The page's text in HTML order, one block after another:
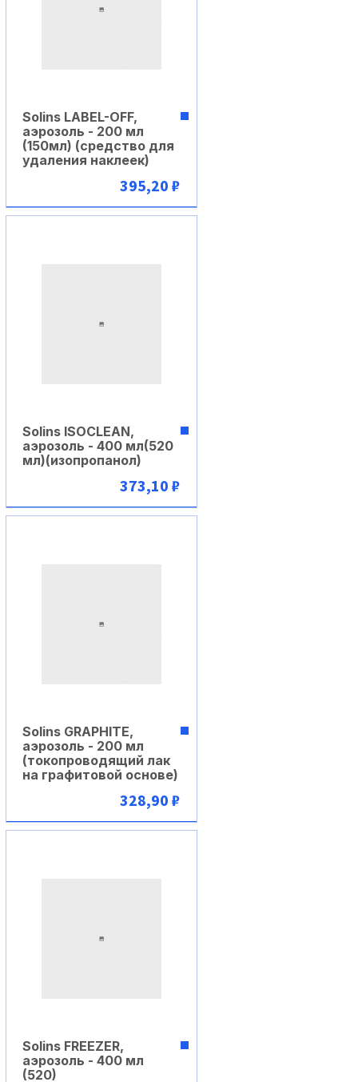
В корзину
Solins LABEL-OFF,
аэрозоль - 200 мл
(150мл) (cредство для
удаления наклеек)
395,20 ₽
В корзину
Solins ISOCLEAN,
аэрозоль - 400 мл(520
мл)(изопропанол)
373,10 ₽
В корзину
Solins GRAPHITE,
аэрозоль - 200 мл
(токопроводящий лак
на графитовой основе)
328,90 ₽
Solins FREEZER,
аэрозоль - 400 мл
(520)